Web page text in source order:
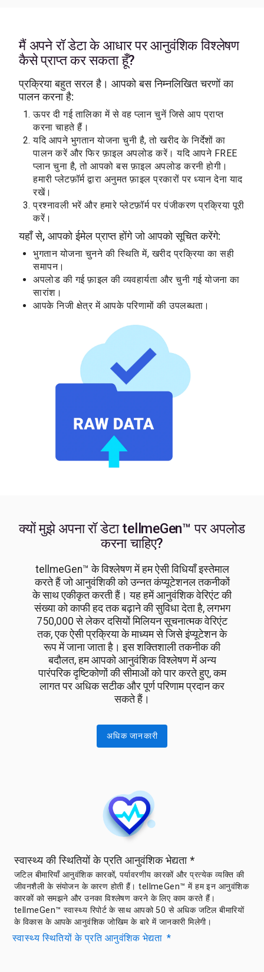
मैं अपने रॉ डेटा के आधार पर आनुवंशिक विश्लेषण
कैसे प्राप्त कर सकता हूँ?
प्रक्रिया बहुत सरल है। आपको बस निम्नलिखित चरणों का
पालन करना है:
ऊपर दी गई तालिका में से वह प्लान चुनें जिसे आप प्राप्त
करना चाहते हैं।
यदि आपने भुगतान योजना चुनी है, तो खरीद के निर्देशों का
पालन करें और फिर फ़ाइल अपलोड करें। यदि आपने FREE
प्लान चुना है, तो आपको बस फ़ाइल अपलोड करनी होगी।
हमारी प्लेटफ़ॉर्म द्वारा अनुमत फ़ाइल प्रकारों पर ध्यान देना याद
रखें।
प्रश्नावली भरें और हमारे प्लेटफ़ॉर्म पर पंजीकरण प्रक्रिया पूरी
करें।
यहाँ से, आपको ईमेल प्राप्त होंगे जो आपको सूचित करेंगे:
भुगतान योजना चुनने की स्थिति में, खरीद प्रक्रिया का सही
समापन।
अपलोड की गई फ़ाइल की व्यवहार्यता और चुनी गई योजना का
सारांश।
आपके निजी क्षेत्र में आपके परिणामों की उपलब्धता।
क्यों मुझे अपना रॉ डेटा tellmeGen™ पर अपलोड
करना चाहिए?
tellmeGen™ के विश्लेषण में हम ऐसी विधियाँ इस्तेमाल
करते हैं जो आनुवंशिकी को उन्नत कंप्यूटेशनल तकनीकों
के साथ एकीकृत करती हैं। यह हमें आनुवंशिक वेरिएंट की
संख्या को काफी हद तक बढ़ाने की सुविधा देता है, लगभग
750,000 से लेकर दसियों मिलियन सूचनात्मक वेरिएंट
तक, एक ऐसी प्रक्रिया के माध्यम से जिसे इंप्यूटेशन के
रूप में जाना जाता है। इस शक्तिशाली तकनीक की
बदौलत, हम आपको आनुवंशिक विश्लेषण में अन्य
पारंपरिक दृष्टिकोणों की सीमाओं को पार करते हुए, कम
लागत पर अधिक सटीक और पूर्ण परिणाम प्रदान कर
सकते हैं।
अधिक जानकारी
स्वास्थ्य की स्थितियों के प्रति आनुवंशिक भेद्यता*
जटिल बीमारियाँ आनुवंशिक कारकों, पर्यावरणीय कारकों और प्रत्येक व्यक्ति की
जीवनशैली के संयोजन के कारण होती हैं। tellmeGen™ में हम इन आनुवंशिक
कारकों को समझने और उनका विश्लेषण करने के लिए काम करते हैं।
tellmeGen™ स्वास्थ्य रिपोर्ट के साथ आपको 50 से अधिक जटिल बीमारियों
के विकास के आपके आनुवंशिक जोखिम के बारे में जानकारी मिलेगी।
स्वास्थ्य स्थितियों के प्रति आनुवंशिक भेद्यता *